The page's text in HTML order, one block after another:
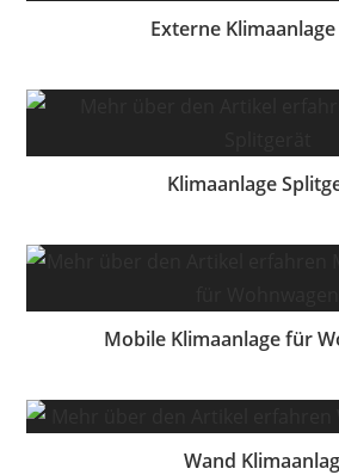
Externe
Klimaanlage
Mobile Klimaanlage für
Wand